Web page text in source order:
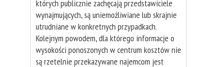
których publicznie zachęcają przedstawiciele
wynajmujących, są uniemożliwiane lub skrajnie
utrudniane w konkretnych przypadkach.
Kolejnym powodem, dla którego informacje o
wysokości ponoszonych w centrum kosztów nie
są rzetelnie przekazywane najemcom jest